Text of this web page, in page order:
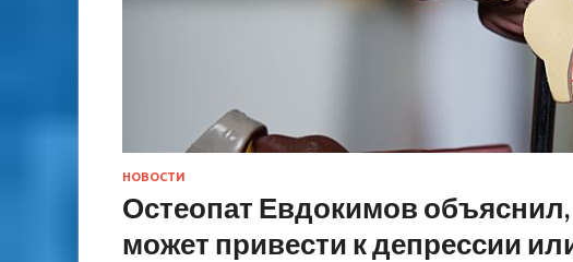
НОВОСТИ
Остеопат Евдокимов объяснил,
может привести к депрессии